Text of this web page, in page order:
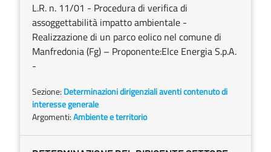
L.R. n. 11/01 - Procedura di verifica di
assoggettabilità impatto ambientale -
Realizzazione di un parco eolico nel comune di
Manfredonia (Fg) – Proponente:Elce Energia S.p.A.
-
Sezione: Determinazioni dirigenziali aventi contenuto di
interesse generale
Argomenti:Ambiente e territorio